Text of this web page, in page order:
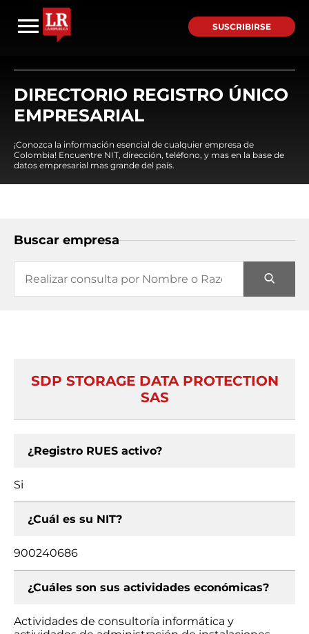
SUSCRIBIRSE
DIRECTORIO REGISTRO ÚNICO
EMPRESARIAL
¡Conozca la información esencial de cualquier empresa de
Colombia! Encuentre NIT, dirección, teléfono, y mas en la base de
datos empresarial mas grande del país.
Buscar empresa
SDP STORAGE DATA PROTECTION
SAS
¿Registro RUES activo?
Si
¿Cuál es su NIT?
900240686
¿Cuáles son sus actividades económicas?
Actividades de consultoría informática y